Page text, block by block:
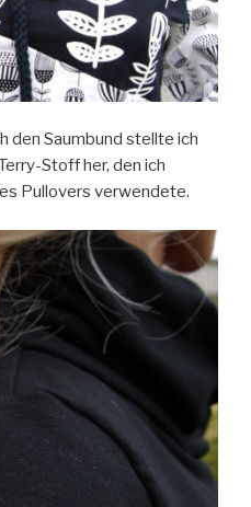
den Saumbund stellte ich
Stoff her, den ich
Pullovers verwendete.